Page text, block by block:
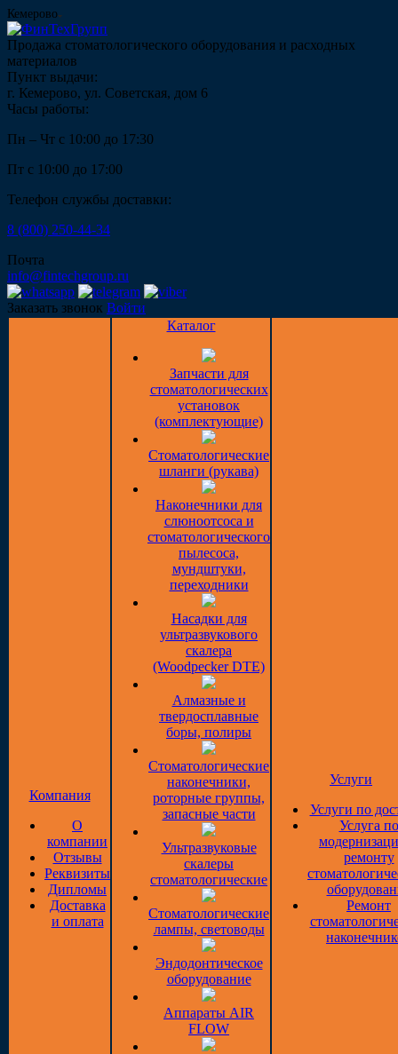
Кемерово
Продажа стоматологического оборудования и расходных
материалов
Пункт выдачи:
г. Кемерово, ул. Советская, дом 6
Часы работы:
Пн – Чт с 10:00 до 17:30
Пт с 10:00 до 17:00
Телефон службы доставки:
8 (800) 250-44-34
Почта
info@fintechgroup.ru
Заказать звонок Войти
Компания
О
компании
Отзывы
Реквизиты
Дипломы
Доставка
и оплата
Каталог
Запчасти для
стоматологических
установок
(комплектующие)
Стоматологические
шланги (рукава)
Наконечники для
слюноотсоса и
стоматологического
пылесоса,
мундштуки,
переходники
Насадки для
ультразвукового
скалера
(Woodpecker DTE)
Алмазные и
твердосплавные
боры, полиры
Стоматологические
наконечники,
роторные группы,
запасные части
Ультразвуковые
скалеры
стоматологические
Стоматологические
лампы, световоды
Эндодонтическое
оборудование
Аппараты AIR
FLOW
Услуги
Услуги по
Услуга по
ремонту
Ремонт